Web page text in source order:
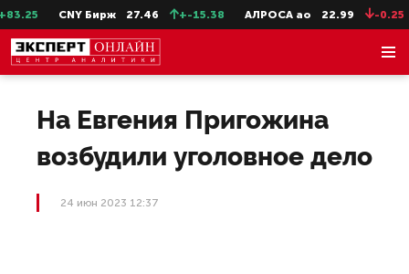
CNY Бирж 27.46 +-15.38 АЛРОСА ао 22.99 -0.25
На Евгения Пригожина
возбудили уголовное дело
24 июн 2023 12:37